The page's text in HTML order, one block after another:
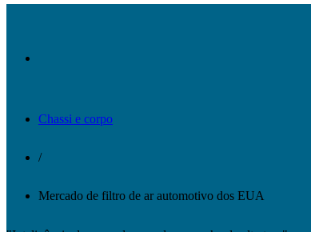
Chassi e corpo
/
Mercado de filtro de ar automotivo dos EUA